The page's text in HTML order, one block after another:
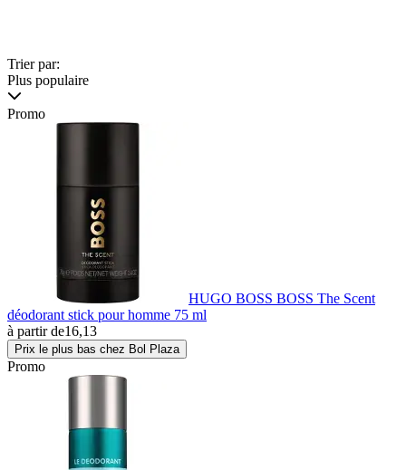
Trier par:
Plus populaire
Promo
HUGO BOSS BOSS The Scent
déodorant stick pour homme 75 ml
à partir de16,13
Prix le plus bas chez Bol Plaza
Promo